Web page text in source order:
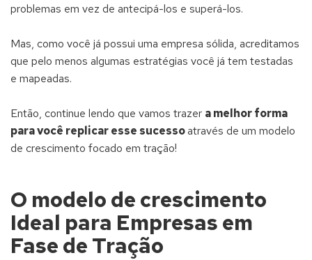
problemas em vez de antecipá-los e superá-los.
Mas, como você já possui uma empresa sólida, acreditamos
que pelo menos algumas estratégias você já tem testadas
e mapeadas.
Então, continue lendo que vamos trazer a melhor forma
para você replicar esse sucessoatravés de um modelo
de crescimento focado em tração!
O modelo de crescimento
Ideal para Empresas em
Fase de Tração